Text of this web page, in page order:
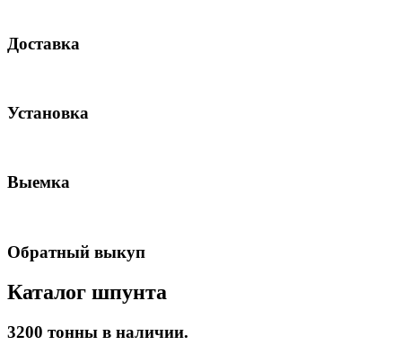
Доставка
Установка
Выемка
Обратный выкуп
Каталог шпунта
3200 тонны в наличии.